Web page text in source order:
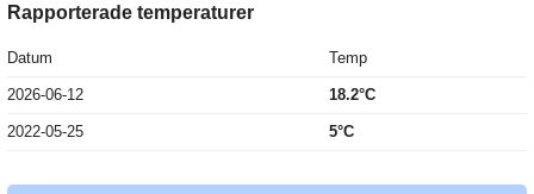
Rapporterade temperaturer
Datum Temp
2026-06-12 18.2°C
2022-05-25 5°C